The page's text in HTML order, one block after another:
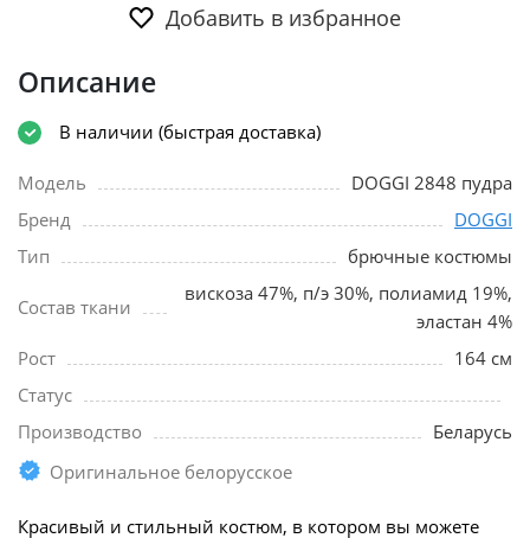
Добавить в избранное
Описание
В наличии (быстрая доставка)
Модель
DOGGI 2848 пудра
Бренд
DOGGI
Тип
брючные костюмы
Состав ткани
вискоза 47%, п/э 30%, полиамид 19%,
эластан 4%
Рост
164 см
Статус
Производство
Беларусь
Оригинальное белорусское
Красивый и стильный костюм, в котором вы можете